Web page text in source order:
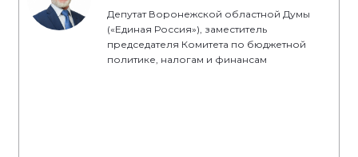
Депутат Воронежской областной Думы
(«Единая Россия»), заместитель
председателя Комитета по бюджетной
политике, налогам и финансам